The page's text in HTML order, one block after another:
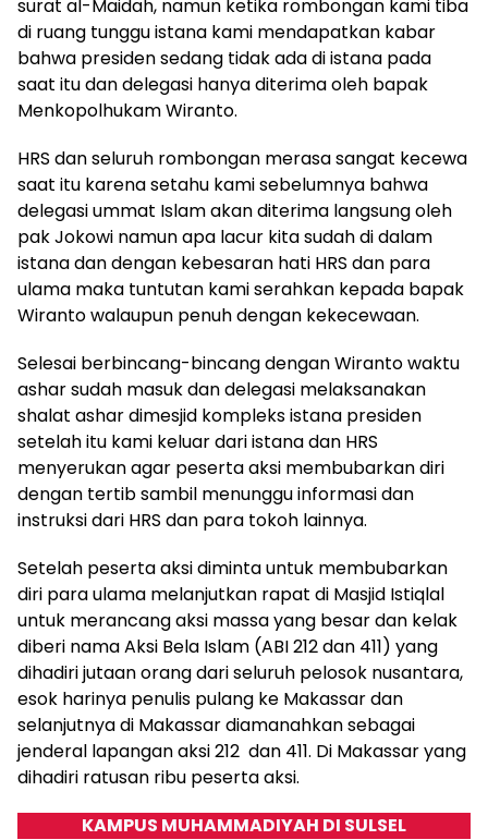
surat al-Maidah, namun ketika rombongan kami tiba
di ruang tunggu istana kami mendapatkan kabar
bahwa presiden sedang tidak ada di istana pada
saat itu dan delegasi hanya diterima oleh bapak
Menkopolhukam Wiranto.
HRS dan seluruh rombongan merasa sangat kecewa
saat itu karena setahu kami sebelumnya bahwa
delegasi ummat Islam akan diterima langsung oleh
pak Jokowi namun apa lacur kita sudah di dalam
istana dan dengan kebesaran hati HRS dan para
ulama maka tuntutan kami serahkan kepada bapak
Wiranto walaupun penuh dengan kekecewaan.
Selesai berbincang-bincang dengan Wiranto waktu
ashar sudah masuk dan delegasi melaksanakan
shalat ashar dimesjid kompleks istana presiden
setelah itu kami keluar dari istana dan HRS
menyerukan agar peserta aksi membubarkan diri
dengan tertib sambil menunggu informasi dan
instruksi dari HRS dan para tokoh lainnya.
Setelah peserta aksi diminta untuk membubarkan
diri para ulama melanjutkan rapat di Masjid Istiqlal
untuk merancang aksi massa yang besar dan kelak
diberi nama Aksi Bela Islam (ABI 212 dan 411) yang
dihadiri jutaan orang dari seluruh pelosok nusantara,
esok harinya penulis pulang ke Makassar dan
selanjutnya di Makassar diamanahkan sebagai
jenderal lapangan aksi 212 dan 411. Di Makassar yang
dihadiri ratusan ribu peserta aksi.
KAMPUS MUHAMMADIYAH DI SULSEL